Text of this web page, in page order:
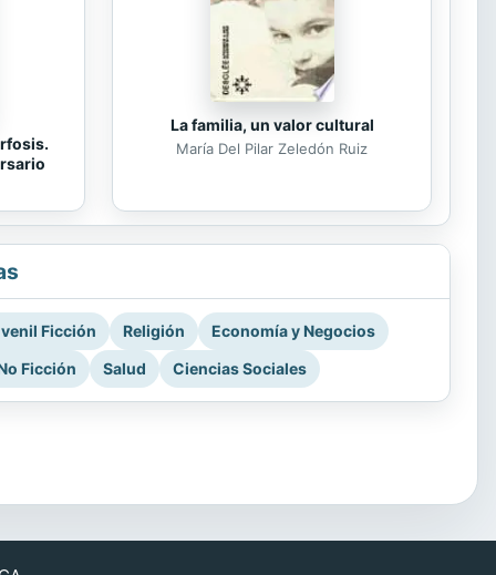
La familia, un valor cultural
María Del Pilar Zeledón Ruiz
Ficción Religión
Economía y Negocios
Ficción
Salud Ciencias Sociales